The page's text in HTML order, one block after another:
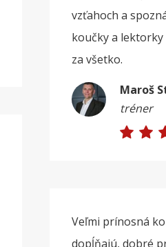
vzťahoch a
koučky a lektorky
za všetko.
Maroš
tréner
Veľmi prínosná
dopĺňajú, dobré